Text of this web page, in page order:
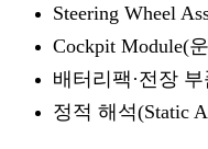
Steering Wheel
Cockpit Module(
배터리팩·전장
정적 해석(Static